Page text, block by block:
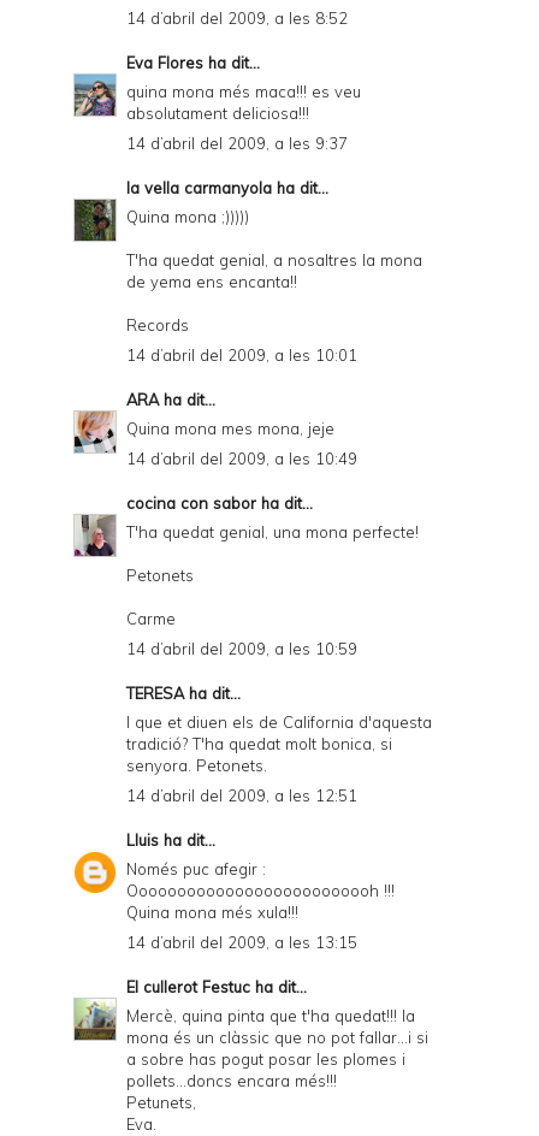
14 d’abril del 2009, a les 8:52
Eva Flores ha dit...
quina mona més maca!!! es veu
absolutament deliciosa!!!
14 d’abril del 2009, a les 9:37
la vella carmanyola ha dit...
Quina mona ;)))))
T'ha quedat genial, a nosaltres la mona
de yema ens encanta!!
Records
14 d’abril del 2009, a les 10:01
ARAha dit...
Quina mona mes mona, jeje
14 d’abril del 2009, a les 10:49
cocina con sabor ha dit...
T'ha quedat genial, una mona perfecte!
Petonets
Carme
14 d’abril del 2009, a les 10:59
TERESAha dit...
I que et diuen els de California d'aquesta
tradició? T'ha quedat molt bonica, si
senyora. Petonets.
14 d’abril del 2009, a les 12:51
Lluis ha dit...
Només puc afegir :
Oooooooooooooooooooooooooh !!!
Quina mona més xula!!!
14 d’abril del 2009, a les 13:15
El cullerot Festuc ha dit...
Mercè, quina pinta que t'ha quedat!!! la
mona és un clàssic que no pot fallar...i si
a sobre has pogut posar les plomes i
pollets...doncs encara més!!!
Petunets,
Eva.